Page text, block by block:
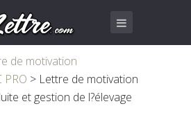
de motivation
PRO > Lettre de motivation
et gestion de l?élevage